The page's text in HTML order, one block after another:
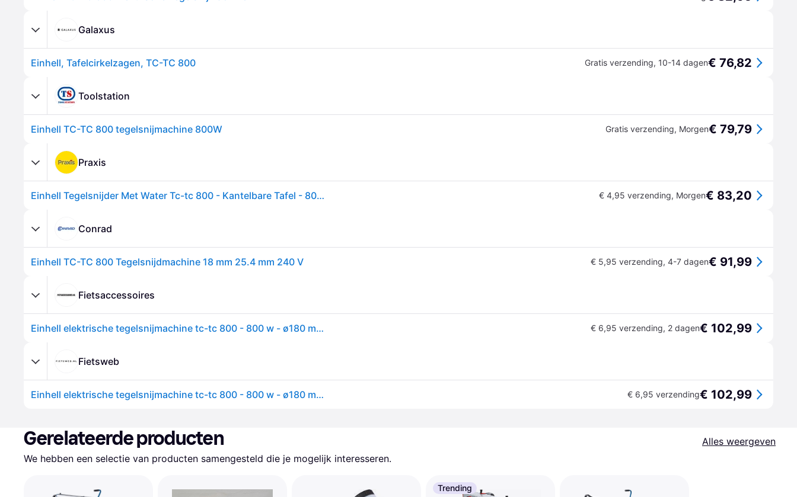
Galaxus
Einhell, Tafelcirkelzagen, TC-TC 800 Gratis verzending, 10-14 dagen€ 76,82
Toolstation
Einhell TC-TC 800 tegelsnijmachine 800W Gratis verzending, Morgen€ 79,79
Praxis
Einhell Tegelsnijder Met Water Tc-tc 800 - Kantelbare Tafel - 800w - 180mm € 4,95 verzending, Morgen€ 83,20
Conrad
Einhell TC-TC 800 Tegelsnijdmachine 18 mm 25.4 mm 240 V € 5,95 verzending, 4-7 dagen€ 91,99
Fietsaccessoires
Einhell elektrische tegelsnijmachine tc-tc 800 - 800 w - ø180 mm - roestvrij stalen tafel met hoekschaal - incl. diamantschijf € 6,95 verzending, 2 dagen€ 102,99
Fietsweb
Einhell elektrische tegelsnijmachine tc-tc 800 - 800 w - ø180 mm - roestvrij stalen tafel met hoekschaal - incl. diamantschijf € 6,95 verzending€ 102,99
Gerelateerde producten
Alles weergeven
We hebben een selectie van producten samengesteld die je mogelijk interesseren.
Trending